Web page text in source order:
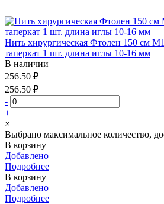
Нить хирургическая Фтолен 150 см
таперкат 1 шт. длина иглы 10-16 мм
В наличии
256.50 ₽
256.50 ₽
-
+
×
Выбрано максимальное количество,
В корзину
Добавлено
Подробнее
В корзину
Добавлено
Подробнее